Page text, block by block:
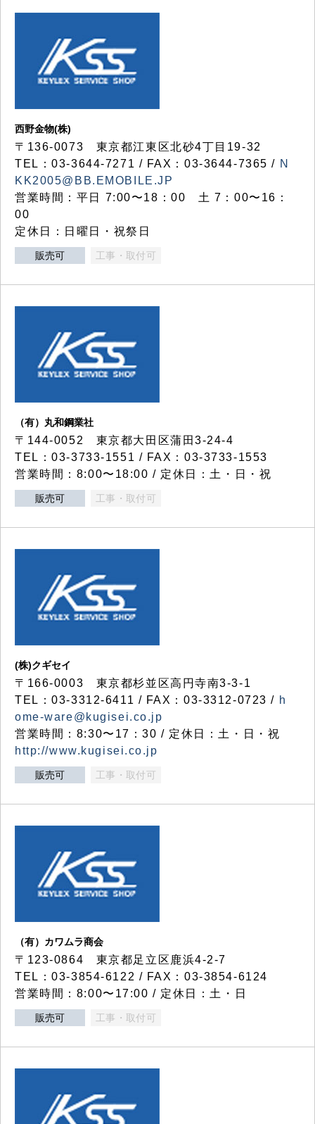
西野金物(株)
〒136-0073 東京都江東区北砂4丁目19-32
TEL：03‐3644‐7271 / FAX：03-3644-7365 / N
KK2005@BB.EMOBILE.JP
営業時間：平日 7:00〜18：00 土 7：00〜16：
00
定休日：日曜日・祝祭日
販売可 工事・取付可
（有）丸和鋼業社
〒144-0052 東京都大田区蒲田3-24-4
TEL：03-3733-1551 / FAX：03-3733-1553
営業時間：8:00〜18:00 / 定休日：土・日・祝
販売可 工事・取付可
(株)クギセイ
〒166-0003 東京都杉並区高円寺南3-3-1
TEL：03-3312-6411 / FAX：03-3312-0723 / h
ome-ware@kugisei.co.jp
営業時間：8:30〜17：30 / 定休日：土・日・祝
http://www.kugisei.co.jp
販売可 工事・取付可
（有）カワムラ商会
〒123-0864 東京都足立区鹿浜4-2-7
TEL：03-3854-6122 / FAX：03-3854-6124
営業時間：8:00〜17:00 / 定休日：土・日
販売可 工事・取付可